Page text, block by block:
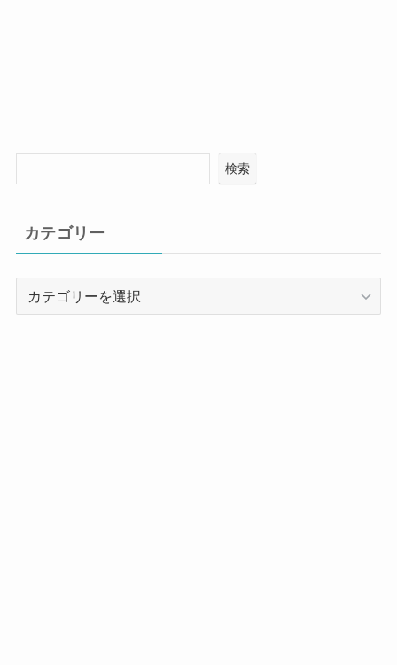
検索
カテゴリー